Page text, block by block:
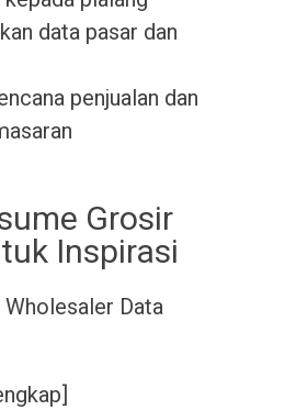
data pasar dan
penjualan dan
Grosir
Inspirasi
Wholesaler Data